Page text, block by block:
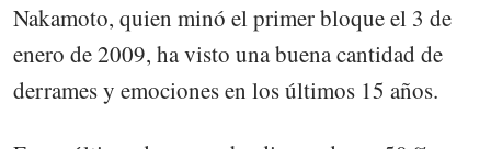
Nakamoto, quien minó el primer bloque el 3 de
enero de 2009, ha visto una buena cantidad de
derrames y emociones en los últimos 15 años.